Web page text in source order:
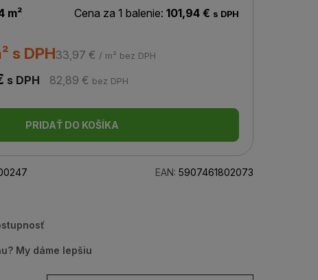
m² Cena za 1 balenie: 101,94 € s DPH
s DPH33,97 € / m² bez DPH
s DPH 82,89 € bez DPH
PRIDAŤ DO KOŠÍKA
EAN: 5907461802073
My dáme lepšiu